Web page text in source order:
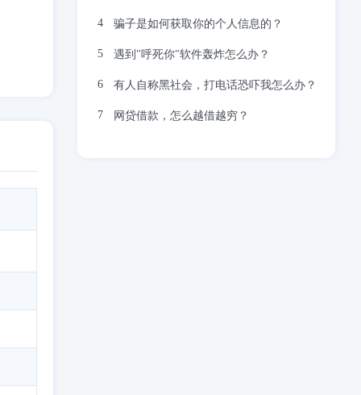
骗子是如何获取你的个人信息的？
遇到"呼死你"软件轰炸怎么办？
有人自称黑社会，打电话恐吓我怎么办？
网贷借款，怎么越借越穷？